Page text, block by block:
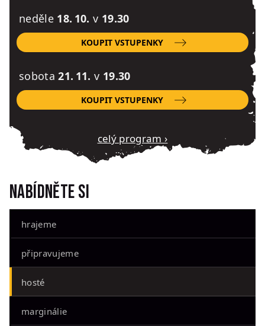
Nabídněte si
hrajeme
připravujeme
hosté
marginálie
neděle 18. 10. v 19.30
KOUPIT VSTUPENKY
sobota21. 11. v 19.30
KOUPIT VSTUPENKY
Celý program ›